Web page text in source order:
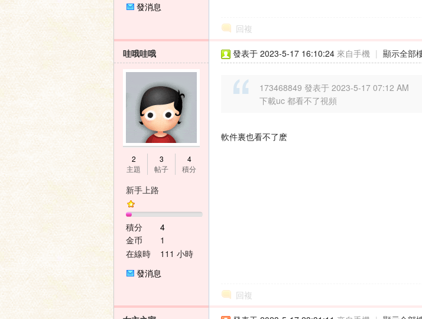
發消息
回複
哇哦哇哦
2
主題
3
帖子
4
積分
新手上路
積分
4
金币
1
在線時
111 小時
發消息
發表于 2023-5-17 16:10:24 來自手機 | 顯示全部
173468849 發表于 2023-5-17 07:12 AM
下載uc 都看不了視頻
軟件裏也看不了麽
回複